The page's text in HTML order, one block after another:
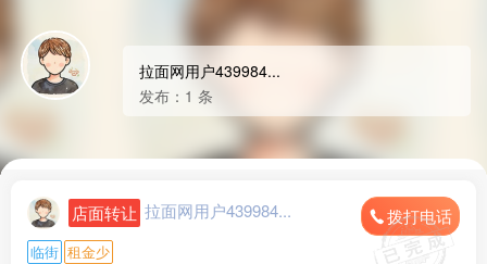
拉面网用户439984...
发布：1 条
店面转让 拉面网用户439984... 拨打电话
临街 租金少